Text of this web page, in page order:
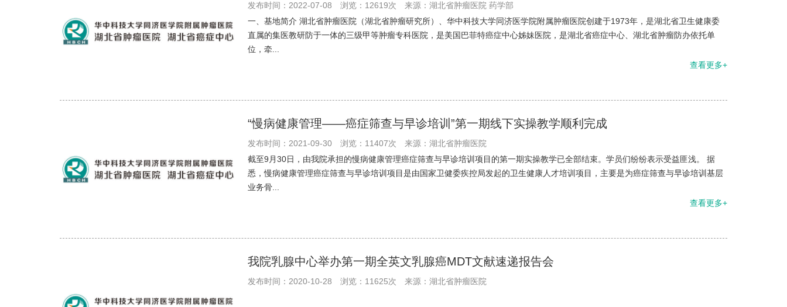
发布时间：2022-07-08 浏览：12619次
来源：湖北省肿瘤医院 药学部
一、基地简介 湖北省肿瘤医院（湖北省肿瘤研究所）、华中科技大学同济医学院附属肿瘤医院创建于1973年，是湖北省卫生健康委
直属的集医教研防于一体的三级甲等肿瘤专科医院，是美国巴菲特癌症中心姊妹医院，是湖北省癌症中心、湖北省肿瘤防办依托单
位，牵...
查看更多+
“慢病健康管理——癌症筛查与早诊培训”第一期线下实操教学顺利完成
发布时间：2021-09-30 浏览：11407次
来源：湖北省肿瘤医院
截至9月30日，由我院承担的慢病健康管理癌症筛查与早诊培训项目的第一期实操教学已全部结束。学员们纷纷表示受益匪浅。 据
悉，慢病健康管理癌症筛查与早诊培训项目是由国家卫健委疾控局发起的卫生健康人才培训项目，主要是为癌症筛查与早诊培训基层
业务骨...
查看更多+
我院乳腺中心举办第一期全英文乳腺癌MDT文献速递报告会
发布时间：2020-10-28 浏览：11625次 来源：湖北省肿瘤医院